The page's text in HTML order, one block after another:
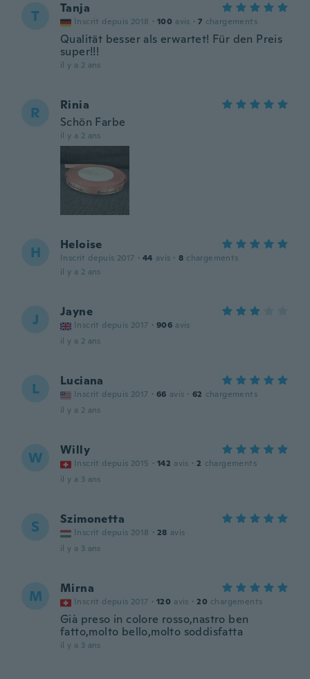
T Tanja
Inscrit depuis 2018 · 100 avis · 7 chargements
Qualität besser als erwartet! Für den Preis
super!!!
il y a 2 ans
R
Rinia
Schön Farbe
il y a 2 ans
H Heloise
Inscrit depuis 2017 · 44 avis · 8 chargements
il y a 2 ans
J Jayne
Inscrit depuis 2017 · 906 avis
il y a 2 ans
L Luciana
Inscrit depuis 2017 · 66 avis · 62 chargements
il y a 2 ans
W Willy
Inscrit depuis 2015 · 142 avis · 2 chargements
il y a 3 ans
S Szimonetta
Inscrit depuis 2018 · 28 avis
il y a 3 ans
M Mirna
Inscrit depuis 2017 · 120 avis · 20 chargements
Già preso in colore rosso,nastro ben
fatto,molto bello,molto soddisfatta
il y a 3 ans